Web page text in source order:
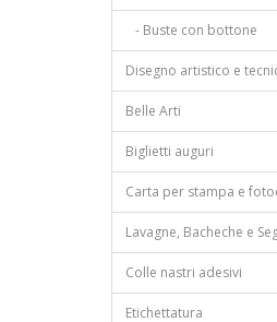
- Buste con bottone
Disegno artistico e
Belle Arti
Biglietti auguri
Carta per stampa e
Lavagne, Bacheche e
Colle nastri adesivi
Etichettatura